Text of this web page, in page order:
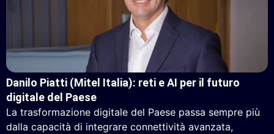
Danilo Piatti (Mitel Italia): reti e AI per il futuro
digitale del Paese
La trasformazione digitale del Paese passa sempre più
dalla capacità di integrare connettività avanzata,